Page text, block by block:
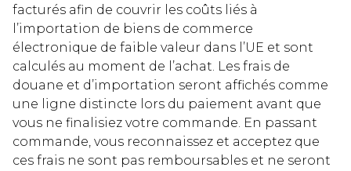
facturés afin de couvrir les coûts liés à
l’importation de biens de commerce
électronique de faible valeur dans l’UE et sont
calculés au moment de l’achat. Les frais de
douane et d’importation seront affichés comme
une ligne distincte lors du paiement avant que
vous ne finalisiez votre commande. En passant
commande, vous reconnaissez et acceptez que
ces frais ne sont pas remboursables et ne seront